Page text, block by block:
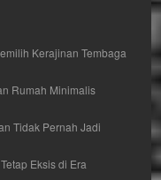
Kerajinan Tembaga
Rumah Minimalis
Tidak Pernah Jadi
Eksis di Era